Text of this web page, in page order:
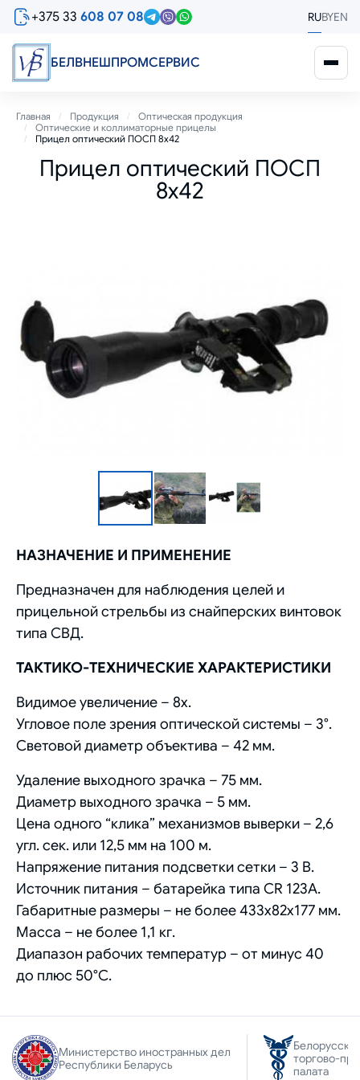
Перейти
содержанию
+375 33 608 07 08 RUBYEN
БЕЛВНЕШПРОМСЕРВИС
Строка
навигации
Главная Продукция
Оптическая продукция
Оптические и коллиматорные прицелы
Прицел оптический ПОСП 8х42
Прицел оптический ПОСП
8х42
НАЗНАЧЕНИЕ И ПРИМЕНЕНИЕ
Предназначен для наблюдения целей и
прицельной стрельбы из снайперских винтовок
типа СВД.
ТАКТИКО-ТЕХНИЧЕСКИЕ ХАРАКТЕРИСТИКИ
Видимое увеличение – 8x.
Угловое поле зрения оптической системы – 3°.
Световой диаметр объектива – 42 мм.
Удаление выходного зрачка – 75 мм.
Диаметр выходного зрачка – 5 мм.
Цена одного “клика” механизмов выверки – 2,6
угл. сек. или 12,5 мм на 100 м.
Напряжение питания подсветки сетки – 3 В.
Источник питания – батарейка типа CR 123А.
Габаритные размеры – не более 433х82х177 мм.
Масса – не более 1,1 кг.
Диапазон рабочих температур – от минус 40
до плюс 50°С.
Министерство иностранных дел
Республики Беларусь
Белорусская
торгово-
палата